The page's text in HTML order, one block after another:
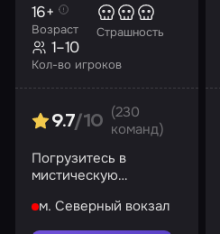
Возраст
16+
Страшность
Кол-во игроков
1–10
9.7/10
(230
команд)
Погрузитесь в
мистическую
м. Северный вокзал